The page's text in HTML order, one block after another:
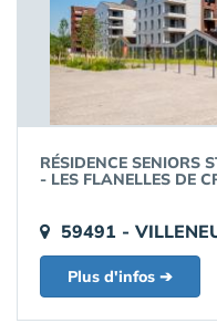
RÉSIDENCE SENIORS
- LES FLANELLES DE
59491 -
Plus d'infos ➔